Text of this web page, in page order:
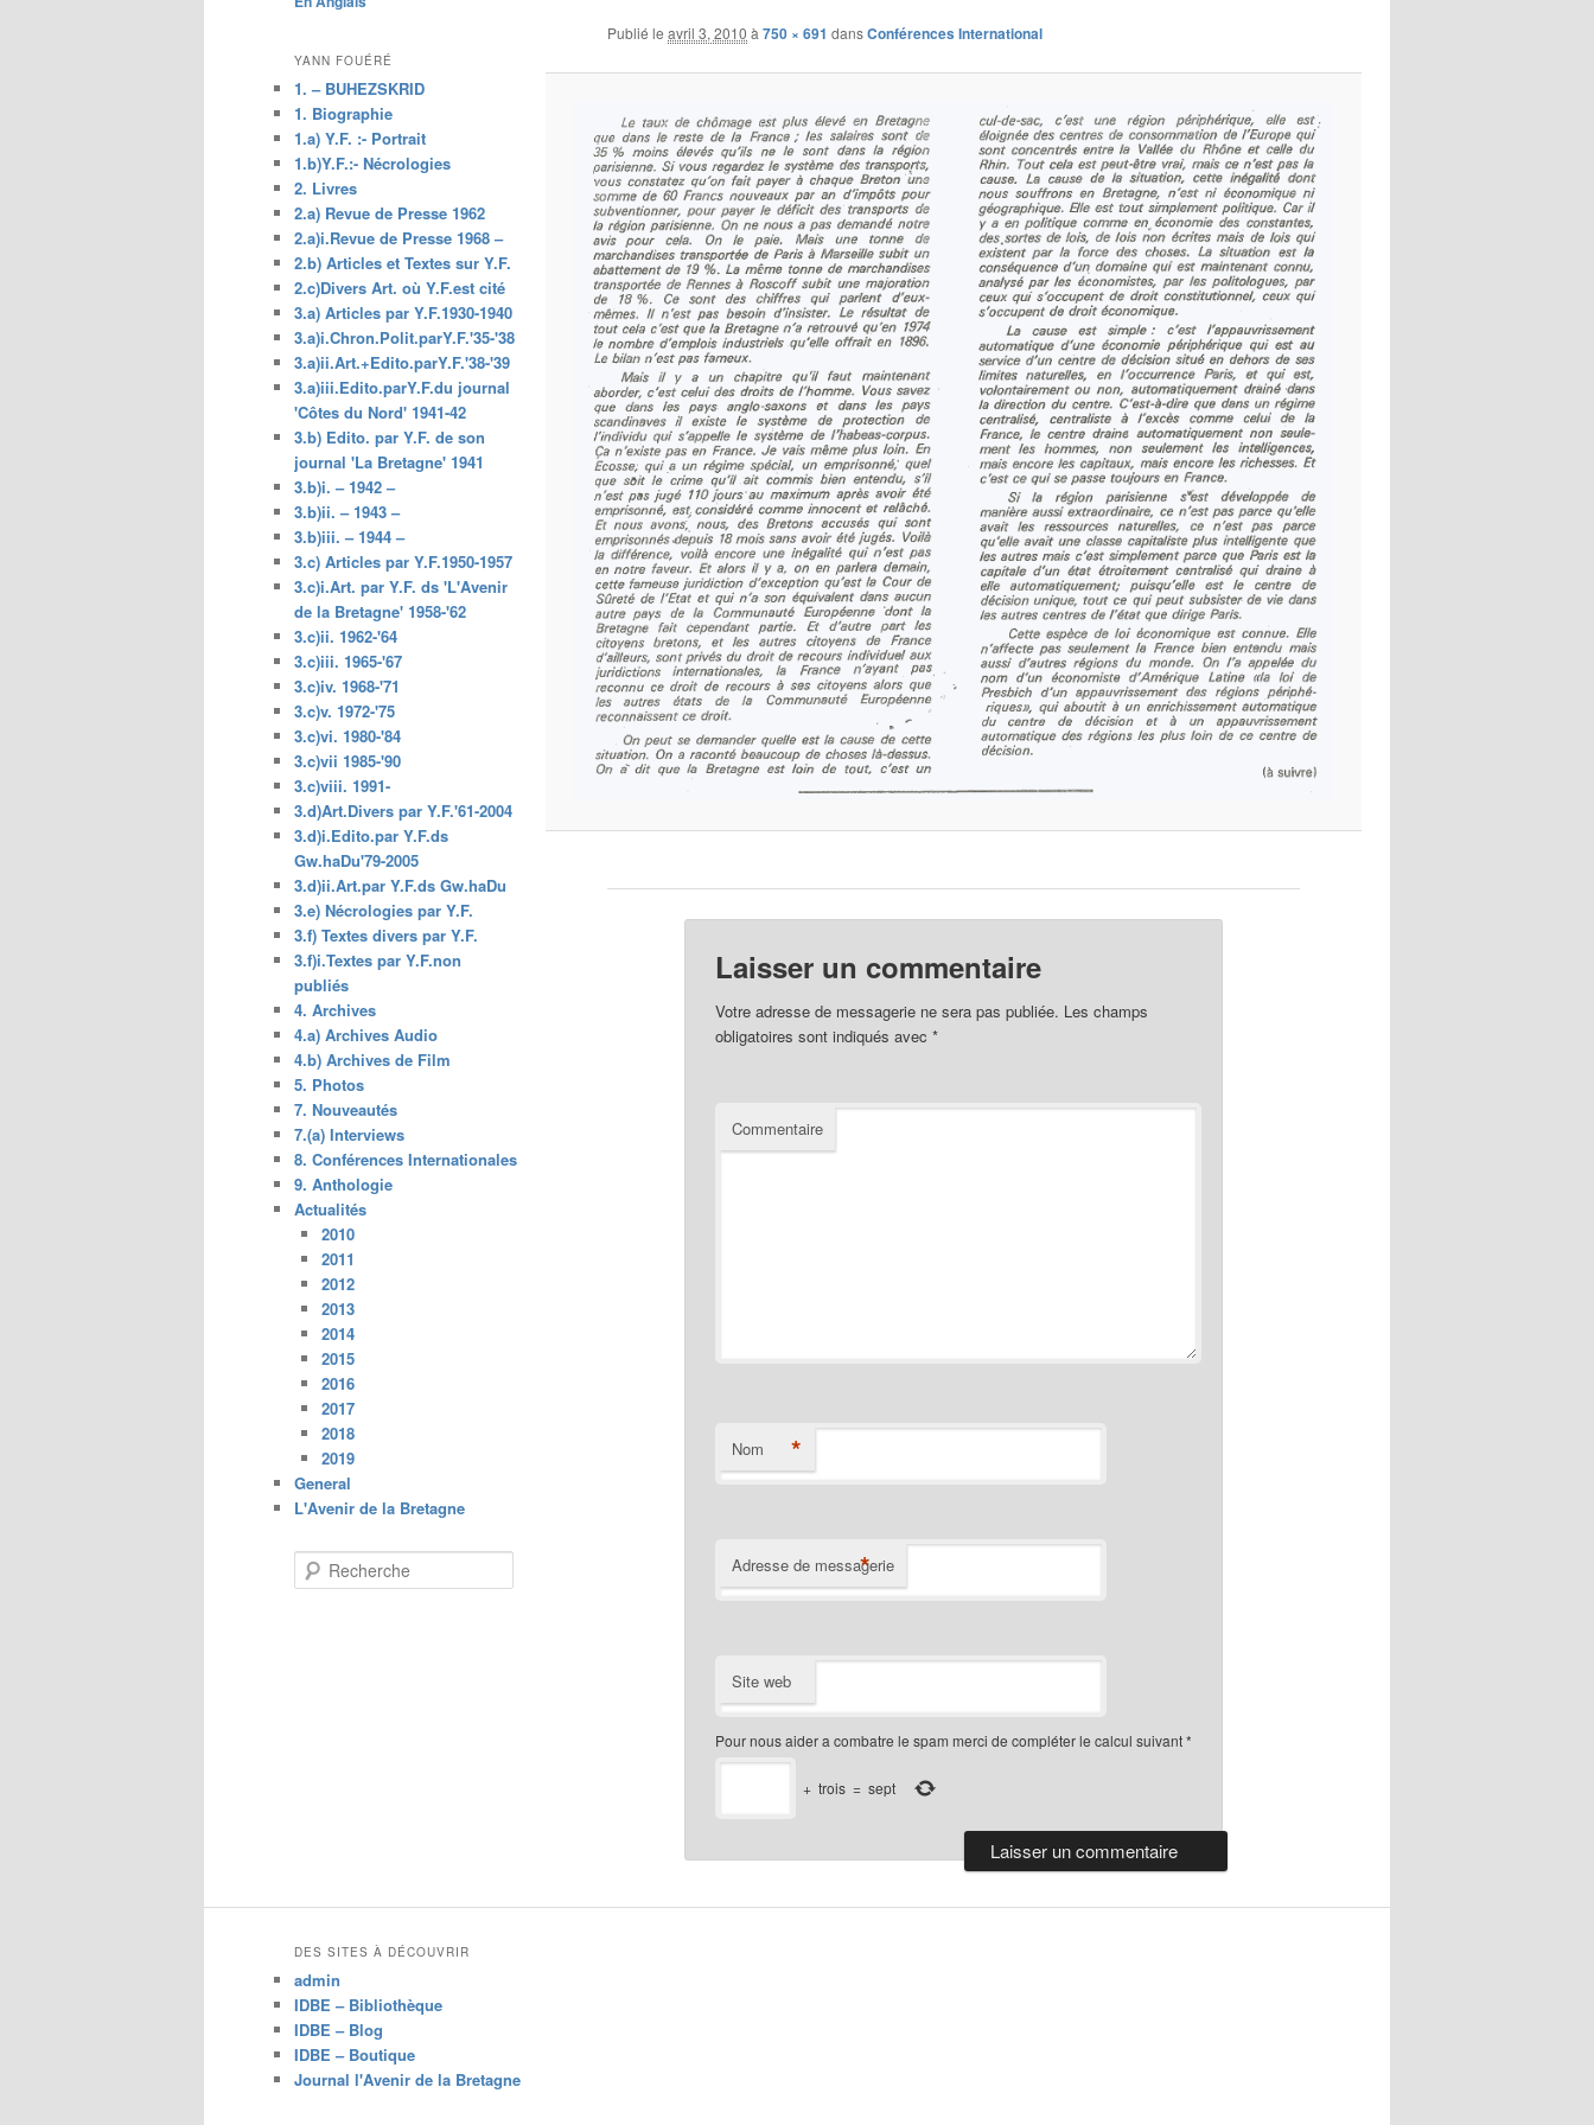
principal
Publié le avril 3, 2010 à 750 × 691 dansConférences International
Laisser un commentaire
Votre adresse de messagerie ne sera pas publiée. Les champs
obligatoires sont indiqués avec *
Commentaire
Nom *
Adresse de messagerie
*
Site web
Pour nous aider a combatre le spam merci de compléter le calcul suivant*
+ trois = sept
YANN FOUÉRÉ
1. – BUHEZSKRID
1. Biographie
1.a) Y.F. :- Portrait
1.b)Y.F.:- Nécrologies
2. Livres
2.a) Revue de Presse 1962
2.a)i.Revue de Presse 1968 –
2.b) Articles et Textes sur Y.F.
2.c)Divers Art. où Y.F.est cité
3.a) Articles par Y.F.1930-1940
3.a)i.Chron.Polit.parY.F.'35-'38
3.a)ii.Art.+Edito.parY.F.'38-'39
3.a)iii.Edito.parY.F.du journal
'Côtes du Nord' 1941-42
3.b) Edito. par Y.F. de son
journal 'La Bretagne' 1941
3.b)i. – 1942 –
3.b)ii. – 1943 –
3.b)iii. – 1944 –
3.c) Articles par Y.F.1950-1957
3.c)i.Art. par Y.F. ds 'L'Avenir
de la Bretagne' 1958-'62
3.c)ii. 1962-'64
3.c)iii. 1965-'67
3.c)iv. 1968-'71
3.c)v. 1972-'75
3.c)vi. 1980-'84
3.c)vii 1985-'90
3.c)viii. 1991-
3.d)Art.Divers par Y.F.'61-2004
3.d)i.Edito.par Y.F.ds
Gw.haDu'79-2005
3.d)ii.Art.par Y.F.ds Gw.haDu
3.e) Nécrologies par Y.F.
3.f) Textes divers par Y.F.
3.f)i.Textes par Y.F.non
publiés
4. Archives
4.a) Archives Audio
4.b) Archives de Film
5. Photos
7. Nouveautés
7.(a) Interviews
8. Conférences Internationales
9. Anthologie
Actualités
2010
2011
2012
2013
2014
2015
2016
2017
2018
2019
General
L'Avenir de la Bretagne
e
DES SITES À DÉCOUVRIR
admin
IDBE – Bibliothèque
IDBE – Blog
IDBE – Boutique
Journal l'Avenir de la Bretagne